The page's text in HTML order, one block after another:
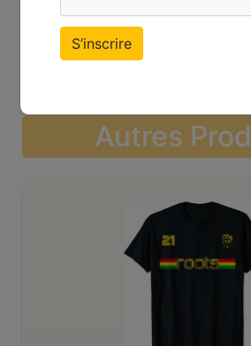
Reggae
T-shirt
Autres
S’inscrire